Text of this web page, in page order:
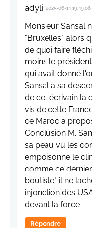
adyli 2025-06-14 19:49:06
Monsieur Sansal
"Bruxelles" alors
de quoi faire
moins le
qui avait donné
Sansal a sa
de cet écrivain la
vis de cette
ce Maroc a
Conclusion M.
sa peau vu les
empoisonne le
comme ce
boutiste" il ne
injonction des
devant la force
Répondre